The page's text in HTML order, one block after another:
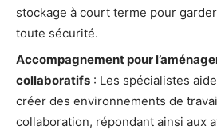
stockage à court terme pour
toute sécurité.
Accompagnement pour
collaboratifs : Les spécialistes
créer des environnements de
collaboration, répondant ainsi aux